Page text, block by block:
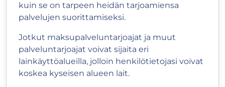
kuin se on tarpeen heidän tarjoamiensa
palvelujen suorittamiseksi.
Jotkut maksupalveluntarjoajat ja muut
palveluntarjoajat voivat sijaita eri
lainkäyttöalueilla, jolloin henkilötietojasi voivat
koskea kyseisen alueen lait.